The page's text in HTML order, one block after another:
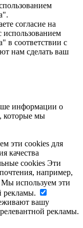
согласие на
использованием
в соответствии с
нам сделать ваш
информации о
которые мы
эти cookies для
качества
cookies Эти
например,
Мы используем эти
рекламы.
вашу
рекламы.